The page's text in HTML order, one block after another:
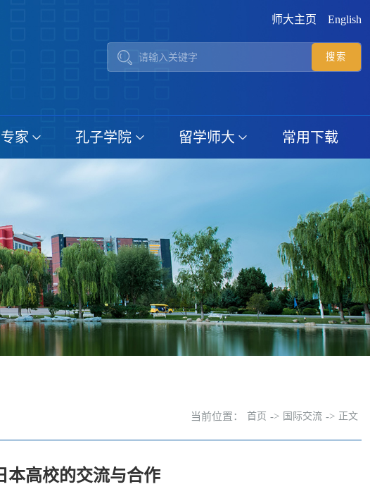
师大主页 English
家 孔子学院 留学师大 常用下载
当前位置： 首页 -> 国际交流 -> 正文
本高校的交流与合作